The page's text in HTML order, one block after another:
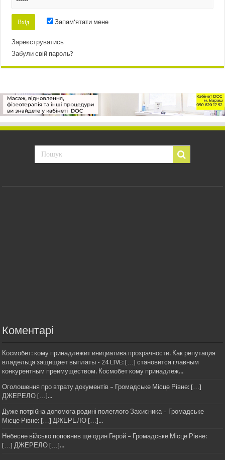
Запам'ятати мене
Зареєструватись
Забули свій пароль?
Коментарі
Космобет: кому принадлежит инициатива прозрачности. Как репутация
владельца защищает выплаты - 24 LIVE: […] становится главным
конкурентным преимуществом. Космобет кому принадлеж...
Оголошення про втрату документів – Громадське Місце Рівне: […]
ДЖЕРЕЛО […]...
Дуже потрібна допомога родині полеглого Захисника – Громадське
Місце Рівне: […] ДЖЕРЕЛО […]...
Небесне військо поповнив ще один Герой – Громадське Місце Рівне:
[…] ДЖЕРЕЛО […]...